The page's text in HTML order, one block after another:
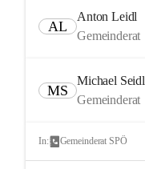
AL
Anton Leidl
Gemeinderat
MS
Michael Seidl
Gemeinderat
In: Gemeinderat SPÖ